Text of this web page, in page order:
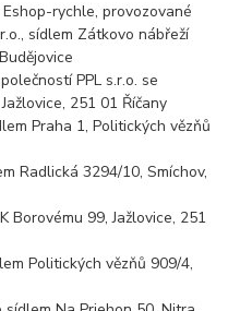
rychle, provozované
sídlem Zátkovo nábřeží
PPL s.r.o. se
251 01 Říčany
Praha 1, Politických vězňů
Radlická 3294/10, Smíchov,
Borovému 99, Jažlovice, 251
Politických vězňů 909/4,